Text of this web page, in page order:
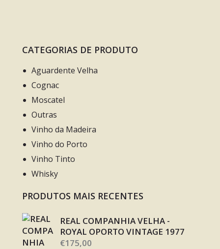
CATEGORIAS DE PRODUTO
Aguardente Velha
Cognac
Moscatel
Outras
Vinho da Madeira
Vinho do Porto
Vinho Tinto
Whisky
PRODUTOS MAIS RECENTES
REAL COMPANHIA VELHA -
ROYAL OPORTO VINTAGE 1977
€175,00